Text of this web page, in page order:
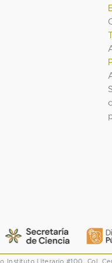
Instituto Literario #100. Col.